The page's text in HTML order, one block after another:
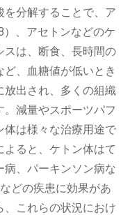
分解することで、ア
、アセトンなどのケ
スは、断食、長時間の
、血糖値が低いとき
出され、多くの組織
減量やスポーツパフ
体は様々な治療用途で
ると、ケトン体はて
病、パーキンソン病な
どの疾患に効果があ
、これらの状況におけ